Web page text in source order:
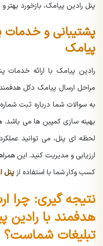
پنل رادین پیامک، بازخورد
پشتیبانی و خدمات
پیامک
رادین پیامک با ارائه
مراحل ارسال پیامک دکل
به سوالات شما درباره ثبت
بهینه سازی کمپین ها می باشد.
لحظه ای پنل، می توانید
ارزیابی و مدیریت کنید. این
کسب وکار شما با استفاده از پنل
نتیجه گیری: چرا
هدفمند با رادین
تبلیغات شماست؟